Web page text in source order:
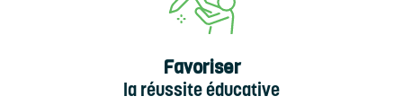
Favoriser
la réussite éducative